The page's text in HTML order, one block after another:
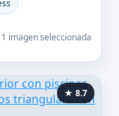
1 imagen seleccionada
★ 8.7